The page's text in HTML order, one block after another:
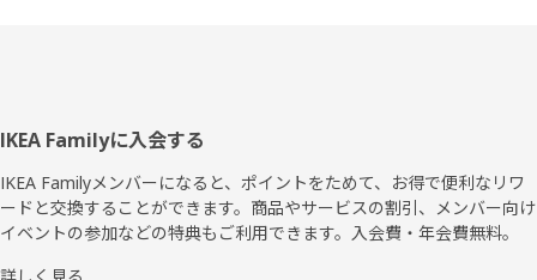
フ
ッ
タ
IKEA Familyに入会する
IKEA Familyメンバーになると、ポイントをためて、お得で便利なリワ
ードと交換することができます。商品やサービスの割引、メンバー向け
イベントの参加などの特典もご利用できます。入会費・年会費無料。